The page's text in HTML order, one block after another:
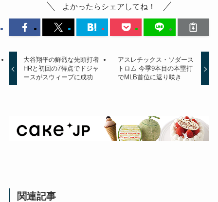
よかったらシェアしてね！
大谷翔平の鮮烈な先頭打者
HRと初回の7得点でドジャ
ースがスウィープに成功
アスレチックス・ソダース
トロム 今季9本目の本塁打
でMLB首位に返り咲き
関連記事